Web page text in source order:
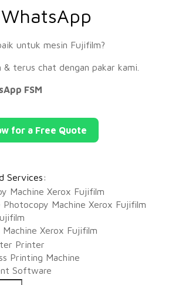
untuk mesin Fujifilm?
terus chat dengan pakar kami.
FSM
for a Free Quote
Services:
Machine Xerox Fujifilm
Machine Xerox Fujifilm
Xerox Fujifilm
Printer
Printing Machine
Software